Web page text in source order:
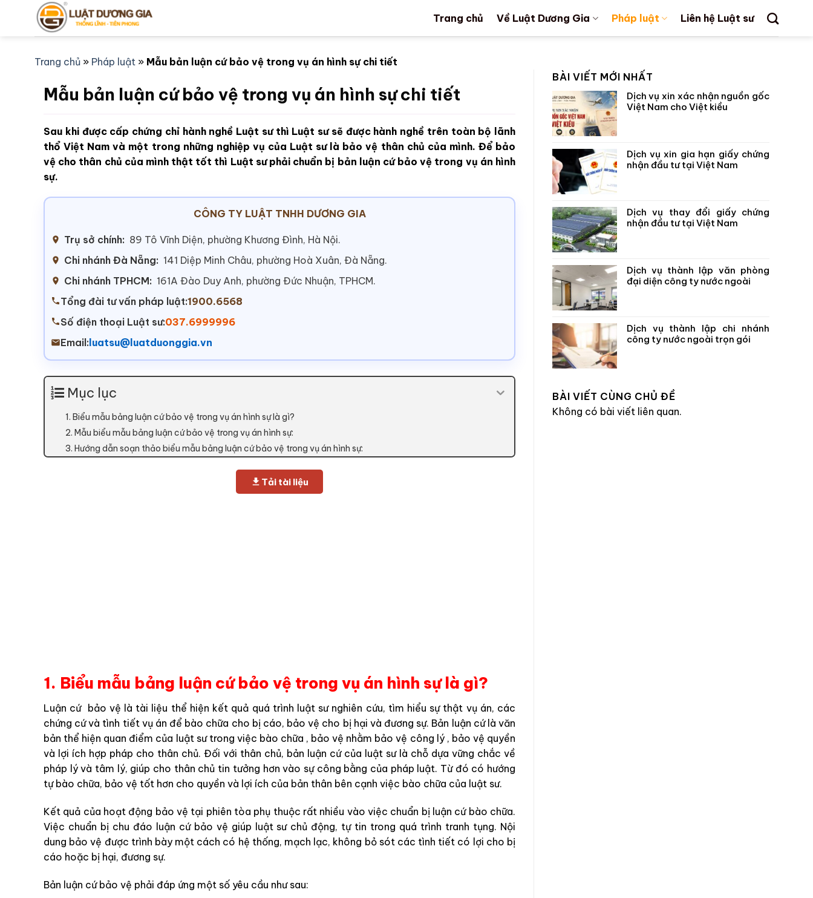
Trang chủ Về Luật Dương Gia Pháp luật Liên hệ Luật sư
Trang chủ » Pháp luật » Mẫu bản luận cứ bảo vệ trong vụ án hình sự chi tiết
Mẫu bản luận cứ bảo vệ trong vụ án hình sự chi tiết
Sau khi được cấp chứng chỉ hành nghề Luật sư thì Luật sư sẽ được hành nghề trên toàn bộ lãnh
thổ Việt Nam và một trong những nghiệp vụ của Luật sư là bảo vệ thân chủ của mình. Để bảo
vệ cho thân chủ của mình thật tốt thì Luật sư phải chuẩn bị bản luận cứ bảo vệ trong vụ án hình
sự.
CÔNG TY LUẬT TNHH DƯƠNG GIA
Trụ sở chính: 89 Tô Vĩnh Diện, phường Khương Đình, Hà Nội.
Chi nhánh Đà Nẵng: 141 Diệp Minh Châu, phường Hoà Xuân, Đà Nẵng.
Chi nhánh TPHCM: 161A Đào Duy Anh, phường Đức Nhuận, TPHCM.
Tổng đài tư vấn pháp luật:1900.6568
Số điện thoại Luật sư:037.6999996
Email: luatsu@luatduonggia.vn
Mục lục
1. Biểu mẫu bảng luận cứ bảo vệ trong vụ án hình sự là gì?
2. Mẫu biểu mẫu bảng luận cứ bảo vệ trong vụ án hình sự:
3. Hướng dẫn soạn thảo biểu mẫu bảng luận cứ bảo vệ trong vụ án hình sự:
Tải tài liệu
1. Biểu mẫu bảng luận cứ bảo vệ trong vụ án hình sự là gì?
Luận cứ bảo vệ là tài liệu thể hiện kết quả quá trình luật sư nghiên cứu, tìm hiểu sự thật vụ án, các
chứng cứ và tình tiết vụ án để bào chữa cho bị cáo, bảo vệ cho bị hại và đương sự. Bản luận cứ là văn
bản thể hiện quan điểm của luật sư trong việc bào chữa , bảo vệ nhằm bảo vệ công lý , bảo vệ quyền
và lợi ích hợp pháp cho thân chủ. Đối với thân chủ, bản luận cứ của luật sư là chỗ dựa vững chắc về
pháp lý và tâm lý, giúp cho thân chủ tin tưởng hơn vào sự công bằng của pháp luật. Từ đó có hướng
tự bào chữa, bảo vệ tốt hơn cho quyền và lợi ích của bản thân bên cạnh việc bào chữa của luật sư.
Kết quả của hoạt động bảo vệ tại phiên tòa phụ thuộc rất nhiều vào việc chuẩn bị luận cứ bào chữa.
Việc chuẩn bị chu đáo luận cứ bảo vệ giúp luật sư chủ động, tự tin trong quá trình tranh tụng. Nội
dung bảo vệ được trình bày một cách có hệ thống, mạch lạc, không bỏ sót các tình tiết có lợi cho bị
cáo hoặc bị hại, đương sự.
Bản luận cứ bảo vệ phải đáp ứng một số yêu cầu như sau:
BÀI VIẾT MỚI NHẤT
Dịch vụ xin xác nhận nguồn gốc
Việt Nam cho Việt kiều
Dịch vụ xin gia hạn giấy chứng
nhận đầu tư tại Việt Nam
Dịch vụ thay đổi giấy chứng
nhận đầu tư tại Việt Nam
Dịch vụ thành lập văn phòng
đại diện công ty nước ngoài
Dịch vụ thành lập chi nhánh
công ty nước ngoài trọn gói
BÀI VIẾT CÙNG CHỦ ĐỀ
Không có bài viết liên quan.